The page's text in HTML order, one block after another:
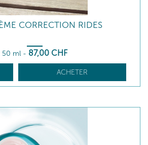
CORRECTION RIDES
50 ml - 87,00 CHF
ACHETER